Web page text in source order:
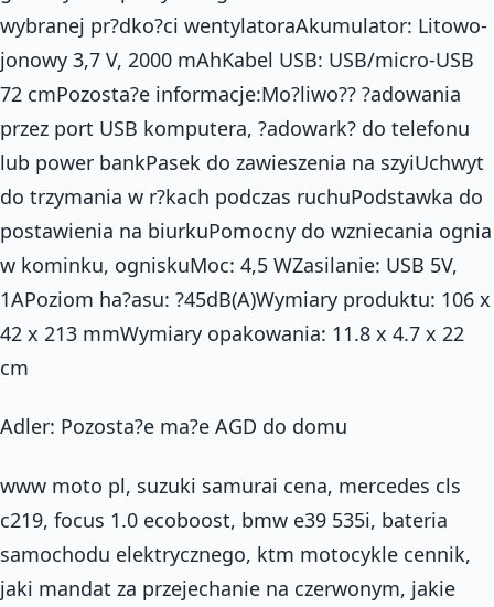
wybranej pr?dko?ci wentylatoraAkumulator: Litowo-
jonowy 3,7 V, 2000 mAhKabel USB: USB/micro-USB
72 cmPozosta?e informacje:Mo?liwo?? ?adowania
przez port USB komputera, ?adowark? do telefonu
lub power bankPasek do zawieszenia na szyiUchwyt
do trzymania w r?kach podczas ruchuPodstawka do
postawienia na biurkuPomocny do wzniecania ognia
w kominku, ogniskuMoc: 4,5 WZasilanie: USB 5V,
1APoziom ha?asu: ?45dB(A)Wymiary produktu: 106 x
42 x 213 mmWymiary opakowania: 11.8 x 4.7 x 22
cm
Adler: Pozosta?e ma?e AGD do domu
www moto pl, suzuki samurai cena, mercedes cls
c219, focus 1.0 ecoboost, bmw e39 535i, bateria
samochodu elektrycznego, ktm motocykle cennik,
jaki mandat za przejechanie na czerwonym, jakie